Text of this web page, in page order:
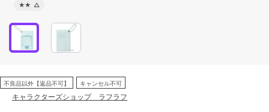
★★ △
不良品以外【返品不可】 キャンセル不可
キャラクターズショップ ラフラフ